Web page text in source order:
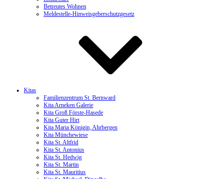
Betreutes Wohnen
Meldestelle-Hinweisgeberschutzgesetz
Kitas
Familienzentrum St. Bernward
Kita Arneken Galerie
Kita Groß Förste-Hasede
Kita Guter Hirt
Kita Maria Königin, Ahrbergen
Kita Münchewiese
Kita St. Altfrid
Kita St. Antonius
Kita St. Hedwig
Kita St. Martin
Kita St. Mauritius